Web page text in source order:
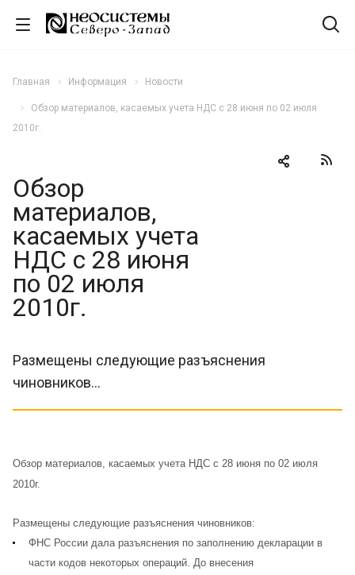
Главная Информация Новости
Обзор материалов, касаемых учета НДС с 28 июня по 02 июля
2010г.
Обзор
материалов,
касаемых учета
НДС с 28 июня
по 02 июля
2010г.
Размещены следующие разъяснения
чиновников...
Обзор материалов, касаемых учета НДС с 28 июня по 02 июля
2010г.
Размещены следующие разъяснения чиновников:
ФНС России дала разъяснения по заполнению декларации в
части кодов некоторых операций. До внесения